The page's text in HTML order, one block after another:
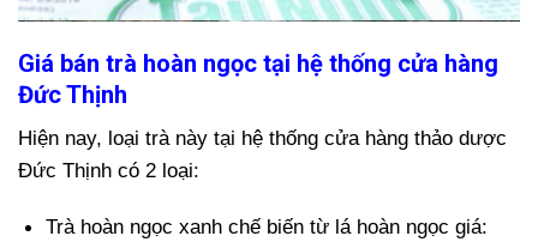
Giá bán trà hoàn ngọc tại hệ thống cửa hàng
Đức Thịnh
Hiện nay, loại trà này tại hệ thống cửa hàng thảo dược
Đức Thịnh có 2 loại:
Trà hoàn ngọc xanh chế biến từ lá hoàn ngọc giá: